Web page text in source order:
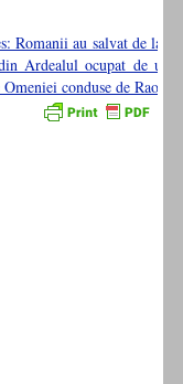
Romanii au salvat de la
Ardealul ocupat de
conduse de Raoul